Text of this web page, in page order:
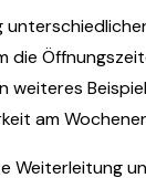
die
weiteres
am
Weiterleitung